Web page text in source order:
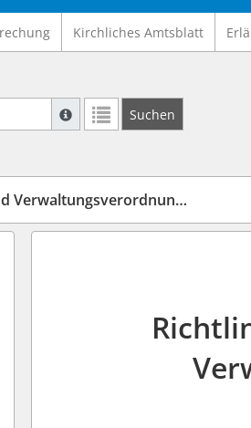
Kirchliches Amtsblatt
Suche mit Platzhalter "*", Bsp.
Suchen
(WiVO-RL)